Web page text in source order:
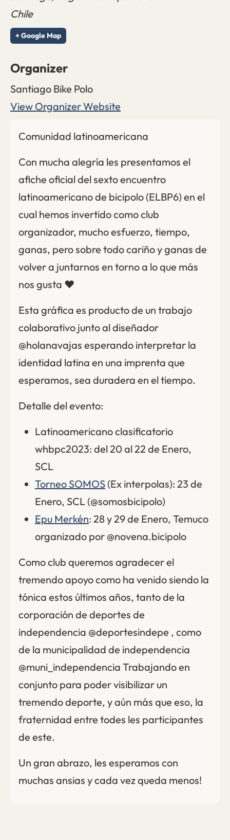
Comunidad latinoamericana
Con mucha alegría les presentamos el
afiche oficial del sexto encuentro
latinoamericano de bicipolo (ELBP6) en el
cual hemos invertido como club
organizador, mucho esfuerzo, tiempo,
ganas, pero sobre todo cariño y ganas de
volver a juntarnos en torno a lo que más
nos gusta ❤️
Esta gráfica es producto de un trabajo
colaborativo junto al diseñador
@holanavajas esperando interpretar la
identidad latina en una imprenta que
esperamos, sea duradera en el tiempo.
Detalle del evento:
Latinoamericano clasificatorio
whbpc2023: del 20 al 22 de Enero,
SCL
Torneo SOMOS (Ex interpolas): 23 de
Enero, SCL (@somosbicipolo)
Epu Merkén: 28 y 29 de Enero, Temuco
organizado por @novena.bicipolo
Como club queremos agradecer el
tremendo apoyo como ha venido siendo la
tónica estos últimos años, tanto de la
corporación de deportes de
independencia @deportesindepe , como
de la municipalidad de independencia
@muni_independencia Trabajando en
conjunto para poder visibilizar un
tremendo deporte, y aún más que eso, la
fraternidad entre todes les participantes
de este.
Un gran abrazo, les esperamos con
muchas ansias y cada vez queda menos!
Chile
+ Google Map
Organizer
Santiago Bike Polo
View Organizer Website